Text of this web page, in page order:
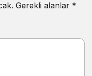
Gerekli alanlar *